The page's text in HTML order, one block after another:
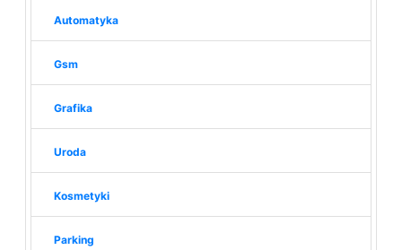
Automatyka
Gsm
Grafika
Uroda
Kosmetyki
Parking